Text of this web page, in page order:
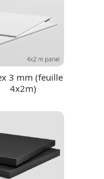
3 mm (feuille
4x2m)